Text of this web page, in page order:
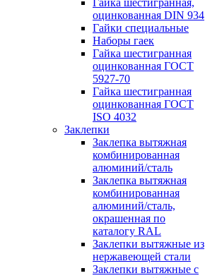
Гайка шестигранная,
оцинкованная DIN 934
Гайки специальные
Наборы гаек
Гайка шестигранная
оцинкованная ГОСТ
5927-70
Гайка шестигранная
оцинкованная ГОСТ
ISO 4032
Заклепки
Заклепка вытяжная
комбинированная
алюминий/сталь
Заклепка вытяжная
комбинированная
алюминий/сталь,
окрашенная по
каталогу RAL
Заклепки вытяжные из
нержавеющей стали
Заклепки вытяжные с